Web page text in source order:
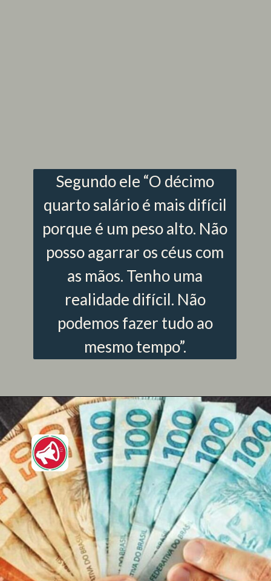
Segundo ele “O décimo
quarto salário é mais difícil
porque é um peso alto. Não
posso agarrar os céus com
as mãos. Tenho uma
realidade difícil. Não
podemos fazer tudo ao
mesmo tempo”.